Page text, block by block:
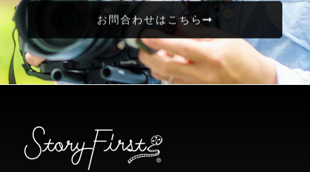
お問合わせはこちら